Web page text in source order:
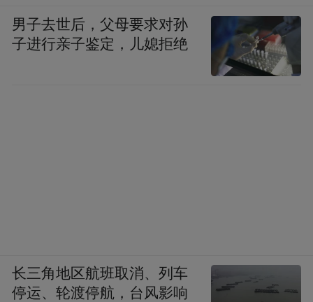
男子去世后，父母要求对孙
子进行亲子鉴定，儿媳拒绝
长三角地区航班取消、列车
停运、轮渡停航，台风影响